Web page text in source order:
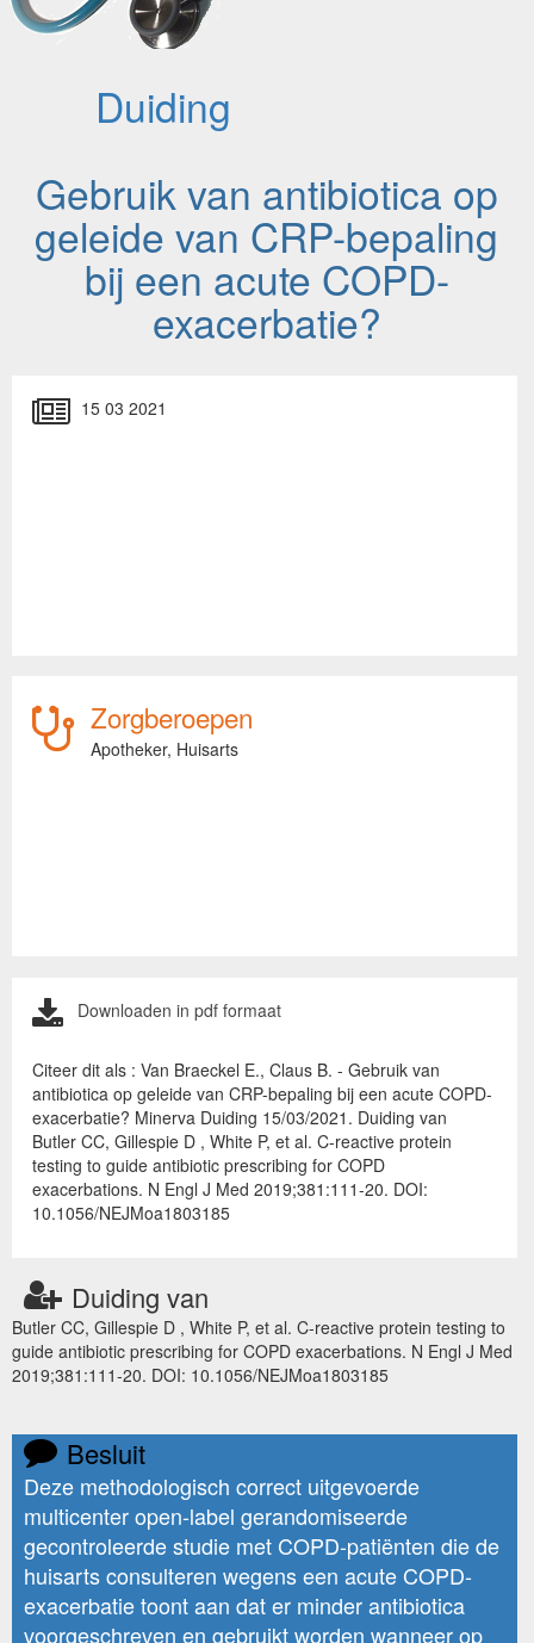
Duiding
Gebruik van antibiotica op
geleide van CRP-bepaling
bij een acute COPD-
exacerbatie?
15 03 2021
Zorgberoepen
Apotheker, Huisarts
Downloaden in pdf formaat
Citeer dit als : Van Braeckel E., Claus B. - Gebruik van
antibiotica op geleide van CRP-bepaling bij een acute COPD-
exacerbatie? Minerva Duiding 15/03/2021. Duiding van
Butler CC, Gillespie D , White P, et al. C-reactive protein
testing to guide antibiotic prescribing for COPD
exacerbations. N Engl J Med 2019;381:111-20. DOI:
10.1056/NEJMoa1803185
Duiding van
Butler CC, Gillespie D , White P, et al. C-reactive protein testing to
guide antibiotic prescribing for COPD exacerbations. N Engl J Med
2019;381:111-20. DOI: 10.1056/NEJMoa1803185
Besluit
Deze methodologisch correct uitgevoerde
multicenter open-label gerandomiseerde
gecontroleerde studie met COPD-patiënten die de
huisarts consulteren wegens een acute COPD-
exacerbatie toont aan dat er minder antibiotica
voorgeschreven en gebruikt worden wanneer op